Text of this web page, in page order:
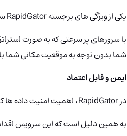
یکی از ویژگی های برجسته RapidGator سرعت و عملکرد استثنایی آن است.
شما بدون توجه به موقعیت مکانی شما با
ایمن و قابل اعتماد
در RapidGator، اهمیت امنیت داده ها کاملا درک میشود.
به همین دلیل است که این سرویس